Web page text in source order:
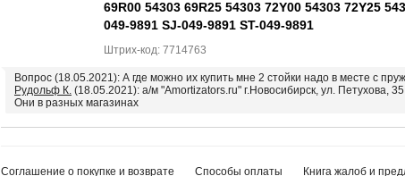
69R00 54303 69R25 54303 72Y00 54303 72Y25
049-9891 SJ-049-9891 ST-049-9891
Штрих-код: 7714763
Вопрос (18.05.2021): А где можно их купить мне 2 стойки надо в месте с
Рудольф К. (18.05.2021): а/м "Amortizators.ru" г.Новосибирск, ул. Петухова, 35
Они в разных магазинах
Соглашение о покупке и возврате Способы оплаты Книга жалоб и